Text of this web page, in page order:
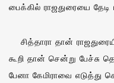
பைக்கில் ராஜதுரையை
சித்தாரா தான்
கூறி தான் சென்று பேச்சு
பேனா கேமிராவை